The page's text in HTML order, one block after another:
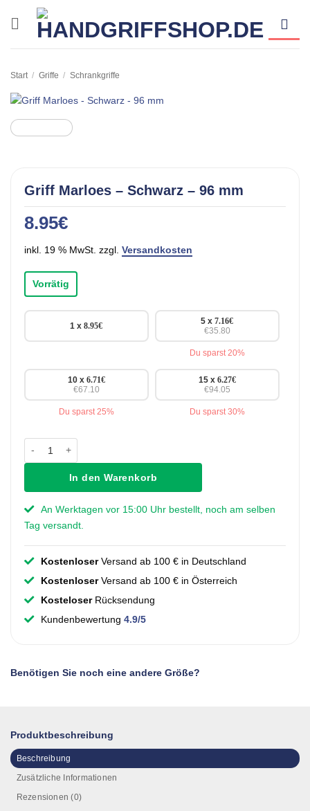
Start / Griffe / Schrankgriffe
Griff Marloes – Schwarz – 96 mm
8.95€
inkl. 19 % MwSt. zzgl. Versandkosten
Vorrätig
1 x8.95€
5 x7.16€
€35.80
Du sparst 20%
10 x 6.71€
€67.10
Du sparst 25%
15 x 6.27€
€94.05
Du sparst 30%
In den Warenkorb
An Werktagen vor 15:00 Uhr bestellt, noch am selben
Tag versandt.
KostenloserVersand ab 100 € in Deutschland
KostenloserVersand ab 100 € in Österreich
Kosteloser Rücksendung
Kundenbewertung 4.9/5
Benötigen Sie noch eine andere Größe?
Produktbeschreibung
Beschreibung
Zusätzliche Informationen
Rezensionen (0)